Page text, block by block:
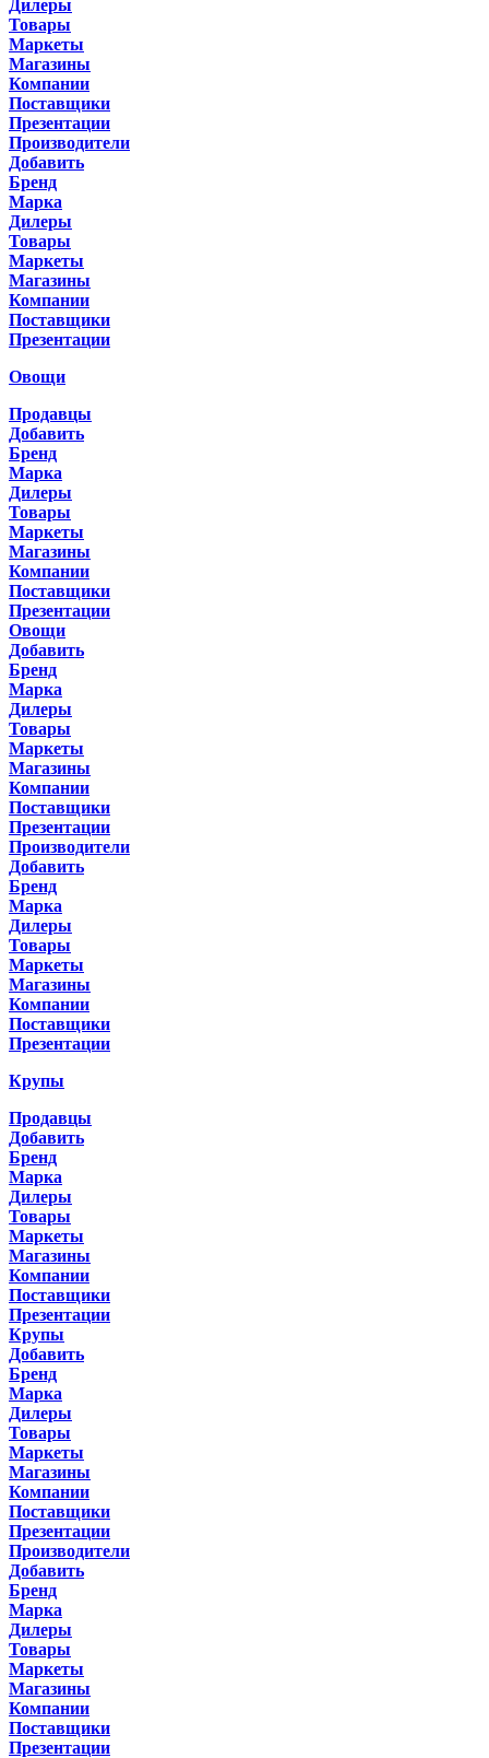
Дилеры
Товары
Маркеты
Магазины
Компании
Поставщики
Презентации
Производители
Добавить
Бренд
Марка
Дилеры
Товары
Маркеты
Магазины
Компании
Поставщики
Презентации
Овощи
Продавцы
Добавить
Бренд
Марка
Дилеры
Товары
Маркеты
Магазины
Компании
Поставщики
Презентации
Овощи
Добавить
Бренд
Марка
Дилеры
Товары
Маркеты
Магазины
Компании
Поставщики
Презентации
Производители
Добавить
Бренд
Марка
Дилеры
Товары
Маркеты
Магазины
Компании
Поставщики
Презентации
Крупы
Продавцы
Добавить
Бренд
Марка
Дилеры
Товары
Маркеты
Магазины
Компании
Поставщики
Презентации
Крупы
Добавить
Бренд
Марка
Дилеры
Товары
Маркеты
Магазины
Компании
Поставщики
Презентации
Производители
Добавить
Бренд
Марка
Дилеры
Товары
Маркеты
Магазины
Компании
Поставщики
Презентации